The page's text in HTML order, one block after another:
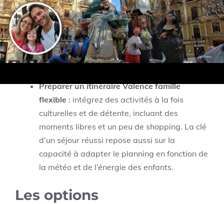
bénéficier de tarifs réduits et pallier les
dépenses imprévues. Par ailleurs, privilégiez
des restaurants famille Valence proposant un
bon rapport qualité-prix, souvent situés à
proximité des sites touristiques ou dans les
Préparer un itinéraire Valence famille
flexible : intégrez des activités à la fois
culturelles et de détente, incluant des
moments libres et un peu de shopping. La clé
d’un séjour réussi repose aussi sur la
capacité à adapter le planning en fonction de
la météo et de l’énergie des enfants.
Les options